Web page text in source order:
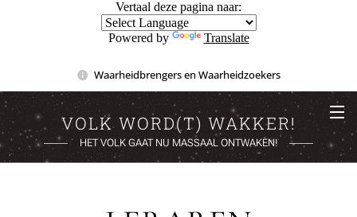
Vertaal deze pagina naar:
Powered by Translate
Waarheidbrengers en Waarheidzoekers
VOLK WORD(T) WAKKER!
HET VOLK GAAT NU MASSAAL ONTWAKEN!